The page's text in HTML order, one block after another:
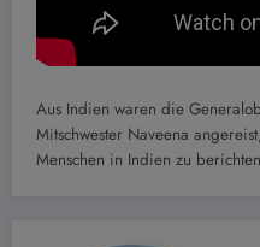
Aus Indien waren die
Mitschwester Naveena
Menschen in Indien zu